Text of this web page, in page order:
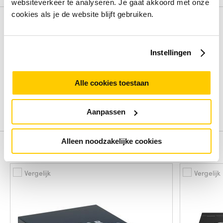
websiteverkeer te analyseren. Je gaat akkoord met onze
cookies als je de website blijft gebruiken.
Instellingen
Alle cookies toestaan
Aanpassen
Alleen noodzakelijke cookies
Alternatieven
Vergelijk Vergelijk